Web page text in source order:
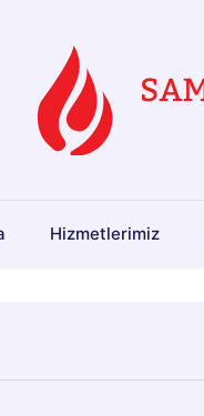
Hizmetlerimiz